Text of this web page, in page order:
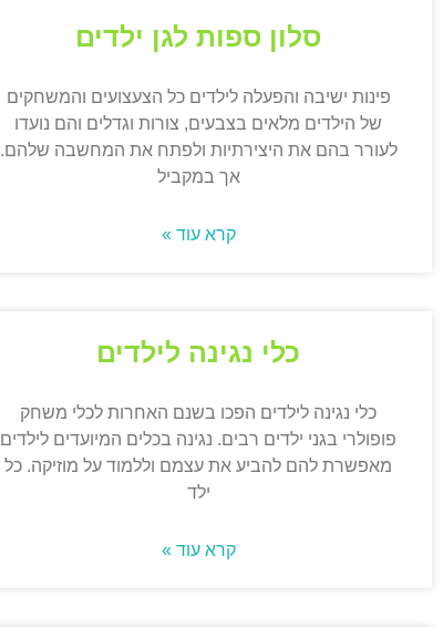
סלון ספות לגן ילדים
פינות ישיבה והפעלה לילדים כל הצעצועים והמשחקים
של הילדים מלאים בצבעים, צורות וגדלים והם נועדו
לעורר בהם את היצירתיות ולפתח את המחשבה שלהם.
אך במקביל
קרא עוד »
כלי נגינה לילדים
כלי נגינה לילדים הפכו בשנם האחרות לכלי משחק
פופולרי בגני ילדים רבים. נגינה בכלים המיועדים לילדים
מאפשרת להם להביע את עצמם וללמוד על מוזיקה. כל
ילד
קרא עוד »